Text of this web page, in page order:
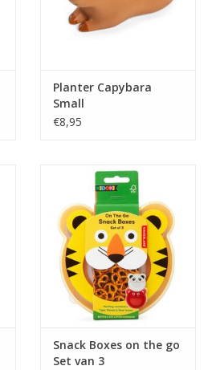
Planter Capybara
Small
€8,95
Snack Boxes on the go
Set van 3